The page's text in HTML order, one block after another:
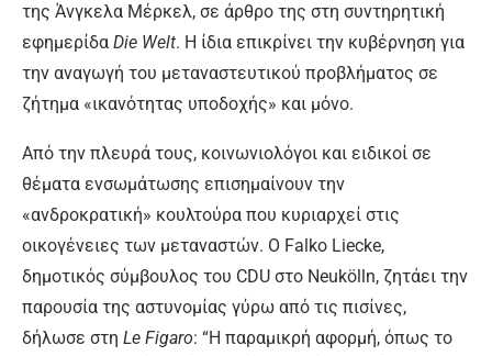
της Άνγκελα Μέρκελ, σε άρθρο της στη συντηρητική
εφημερίδα Die Welt. Η ίδια επικρίνει την κυβέρνηση για
την αναγωγή του μεταναστευτικού προβλήματος σε
ζήτημα «ικανότητας υποδοχής» και μόνο.
Από την πλευρά τους, κοινωνιολόγοι και ειδικοί σε
θέματα ενσωμάτωσης επισημαίνουν την
«ανδροκρατική» κουλτούρα που κυριαρχεί στις
οικογένειες των μεταναστών. Ο Falko Liecke,
δημοτικός σύμβουλος του CDU στο Neukölln, ζητάει την
παρουσία της αστυνομίας γύρω από τις πισίνες,
δήλωσε στη Le Figaro: “Η παραμικρή αφορμή, όπως το